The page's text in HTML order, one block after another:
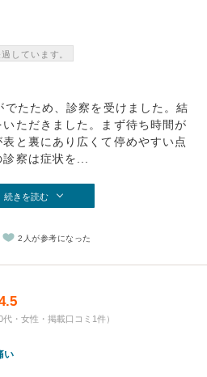
しています。
たため、診察を受けました。結
ただきました。まず待ち時間が
と裏にあり広くて停めやすい点
察は症状を...
続きを読む
2人が参考になった
・女性・掲載口コミ1件）
い